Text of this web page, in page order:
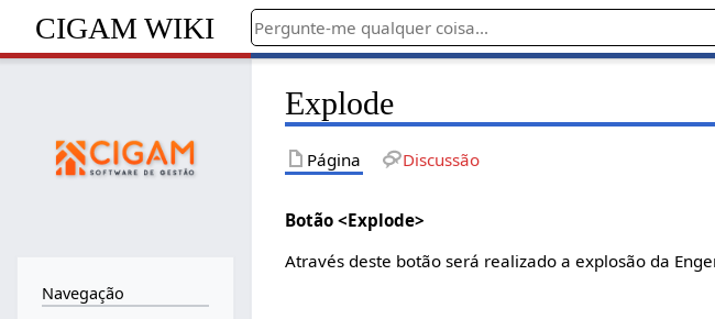
CIGAM WIKI
Explode
Página Discussão
Botão <Explode>
Através deste botão será realizado a explosão da
Navegação